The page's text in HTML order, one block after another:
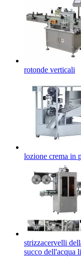
rotonde verticali
lozione crema in
strizzacervelli
succo dell'acqua